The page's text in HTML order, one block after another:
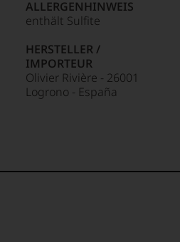
Genießer: Dieser Wein
sie mit Komplexität und
gewinnt er deutlich an Tiefe
Als Speisenbegleiter spielt
Fisch, Geflügel oder auch zu
er Struktur und Frische zugleich
bleibt.
ALLERGENHINWEIS
enthält Sulfite
HERSTELLER /
IMPORTEUR
Olivier Rivière - 26001
Logrono - España
0,75 L